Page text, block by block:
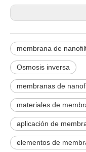
membrana de
Osmosis inversa
membranas de
materiales de
aplicación de
elementos de